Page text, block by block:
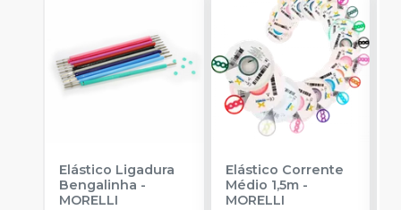
Elástico Ligadura
Bengalinha -
MORELLI
Elástico Corrente
Médio 1,5m-
MORELLI